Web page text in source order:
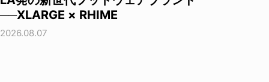
──XLARGE × RHIME
2026.08.07